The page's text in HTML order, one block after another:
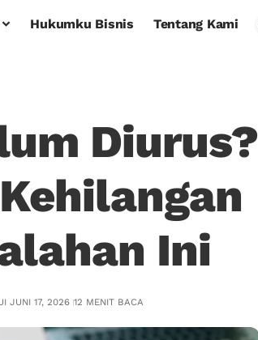
Hukumku Bisnis Tentang Kami
Diurus?
Ini
JUNI 17, 2026 12 MENIT BACA